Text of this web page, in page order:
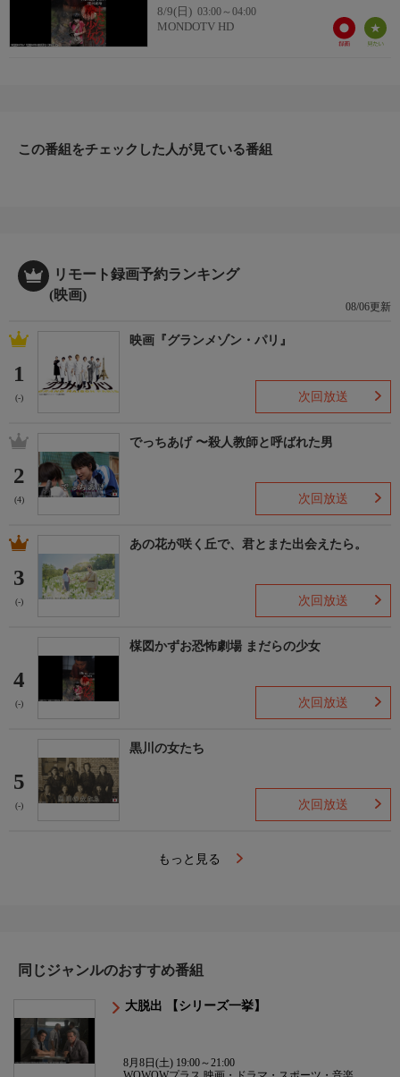
※不快と感じられる場面が含まれていますが
8/9(日) 03:00～04:00
MONDOTV HD
この番組をチェックした人が見ている番組
リモート録画予約ランキング
(映画)
08/06更新
1
(-)
映画『グランメゾン・パリ』
次回放送
2
(4)
でっちあげ 〜殺人教師と呼ばれた男
次回放送
3
(-)
あの花が咲く丘で、君とまた出会えたら。
次回放送
4
(-)
楳図かずお恐怖劇場 まだらの少女
次回放送
5
(-)
黒川の女たち
次回放送
もっと見る
同じジャンルのおすすめ番組
大脱出 【シリーズ一挙】
8月8日(土) 19:00～21:00